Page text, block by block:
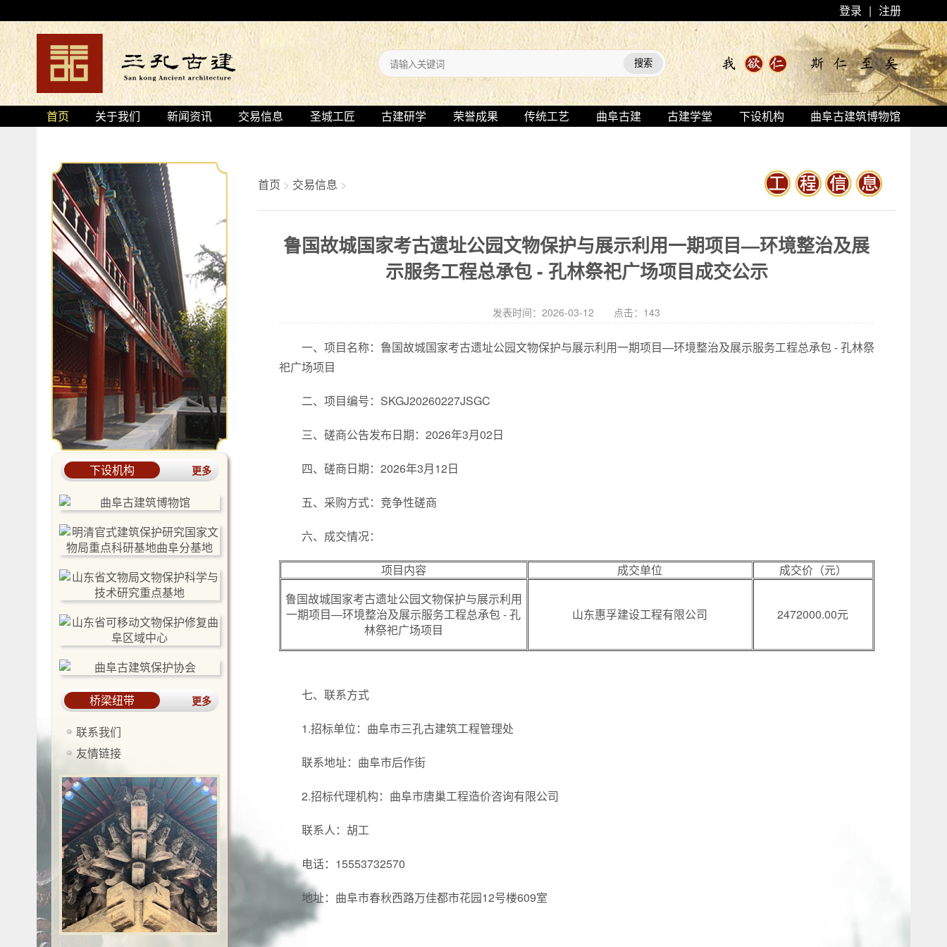
登录 | 注册
首页 关于我们 新闻资讯 交易信息 圣城工匠 古建研学 荣誉成果 传统工艺 曲阜古建 古建学堂 下设机构 曲阜古建筑博物馆
下设机构 更多
桥梁纽带 更多
联系我们
友情链接
首页 > 交易信息 >
鲁国故城国家考古遗址公园文物保护与展示利用一期项目—环境整治及展
示服务工程总承包 - 孔林祭祀广场项目成交公示
发表时间：2026-03-12 点击： 143
一、项目名称：鲁国故城国家考古遗址公园文物保护与展示利用一期项目—环境整治及展示服务工程总承包 - 孔林祭
祀广场项目
二、项目编号：SKGJ20260227JSGC
三、磋商公告发布日期：2026年3月02日
四、磋商日期：2026年3月12日
五、采购方式：竞争性磋商
六、成交情况：
项目内容 成交单位
成交价（元）
鲁国故城国家考古遗址公园文物保护与展示利用
一期项目—环境整治及展示服务工程总承包 - 孔
林祭祀广场项目
山东惠孚建设工程有限公司 2472000.00元
七、联系方式
1.招标单位：曲阜市三孔古建筑工程管理处
联系地址：曲阜市后作街
2.招标代理机构：曲阜市唐巢工程造价咨询有限公司
联系人：胡工
电话：15553732570
地址：曲阜市春秋西路万佳都市花园12号楼609室